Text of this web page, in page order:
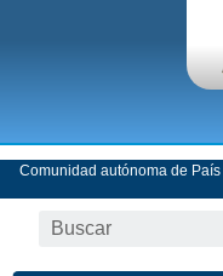
Comunidad autónoma de País